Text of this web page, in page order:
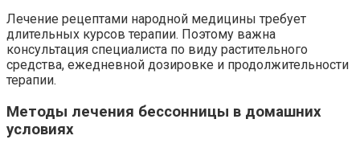
Лечение рецептами народной медицины требует
длительных курсов терапии. Поэтому важна
консультация специалиста по виду растительного
средства, ежедневной дозировке и продолжительности
терапии.
Методы лечения бессонницы в домашних
условиях